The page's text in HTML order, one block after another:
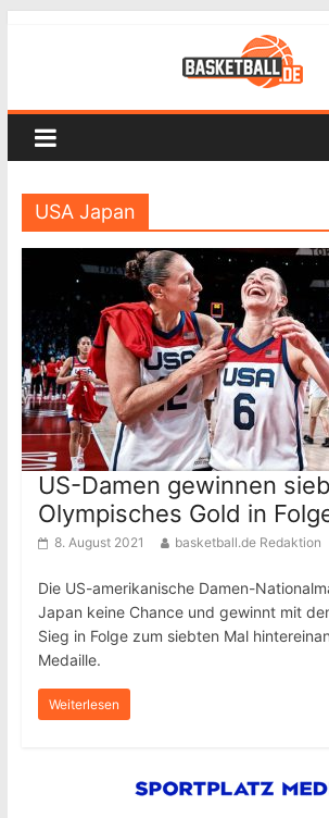
USA Japan
US-Damen gewinnen
Olympisches Gold in
8. August 2021 basketball.de Redaktion
Die US-amerikanische Damen-
Japan keine Chance und gewinnt mit
Sieg in Folge zum siebten Mal
Medaille.
Weiterlesen